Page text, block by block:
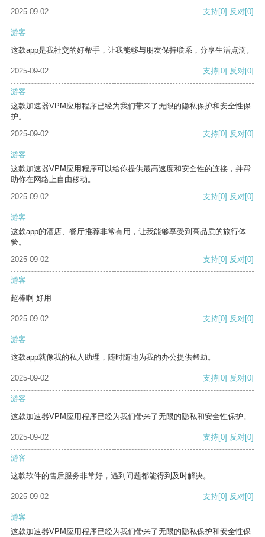
2025-09-02
支持[0] 反对[0]
游客
这款app是我社交的好帮手，让我能够与朋友保持联系，分享生活点滴。
2025-09-02 支持[0] 反对[0]
游客
这款加速器VPM应用程序已经为我们带来了无限的隐私保护和安全性保
护。
2025-09-02
支持[0] 反对[0]
游客
这款加速器VPM应用程序可以给你提供最高速度和安全性的连接，并帮
助你在网络上自由移动。
2025-09-02
支持[0] 反对[0]
游客
这款app的酒店、餐厅推荐非常有用，让我能够享受到高品质的旅行体
验。
2025-09-02
支持[0] 反对[0]
游客
超棒啊 好用
2025-09-02 支持[0] 反对[0]
游客
这款app就像我的私人助理，随时随地为我的办公提供帮助。
2025-09-02 支持[0] 反对[0]
游客
这款加速器VPM应用程序已经为我们带来了无限的隐私和安全性保护。
2025-09-02 支持[0] 反对[0]
游客
这款软件的售后服务非常好，遇到问题都能得到及时解决。
2025-09-02 支持[0] 反对[0]
游客
这款加速器VPM应用程序已经为我们带来了无限的隐私保护和安全性保